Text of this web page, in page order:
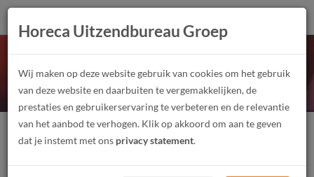
Opgeslagen vacatures
Er zijn geen vacatures opgeslagen
Horeca Uitzendbureau Groep
Wij maken op deze website gebruik van cookies om het gebruik
van deze website en daarbuiten te vergemakkelijken, de
prestaties en gebruikerservaring te verbeteren en de relevantie
van het aanbod te verhogen. Klik op akkoord om aan te geven
dat je instemt met ons privacy statement.